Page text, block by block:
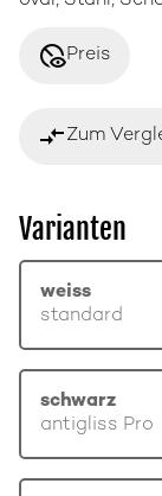
disabled_visiblePreis
compare_arrowsZum
Varianten
weiss
standard
schwarz
antigliss Pro